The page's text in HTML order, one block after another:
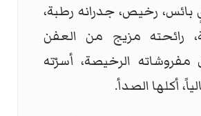
رخيص، جدرانه رطبة،
رائحته مزيج من العفن
مفروشاته الرخيصة، أسرّته
أكلها الصدأ.